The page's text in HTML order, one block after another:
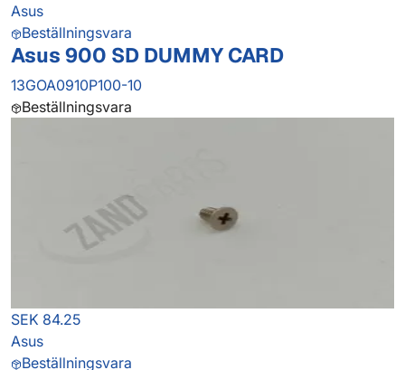
Asus
Beställningsvara
Asus 900 SD DUMMY CARD
13GOA0910P100-10
Beställningsvara
SEK 84.25
Asus
Beställningsvara